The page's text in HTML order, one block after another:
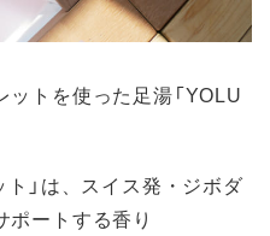
トを使った足湯「YOLU
」は、スイス発・ジボダ
ポートする香り